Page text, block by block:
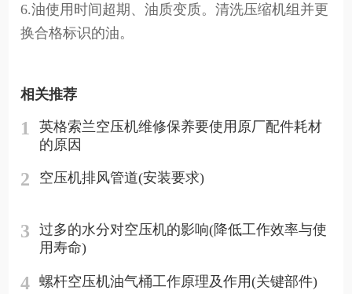
6.油使用时间超期、油质变质。清洗压缩机组并更
换合格标识的油。
相关推荐
1
英格索兰空压机维修保养要使用原厂配件耗材
的原因
2 空压机排风管道(安装要求)
3
过多的水分对空压机的影响(降低工作效率与使
用寿命)
4 螺杆空压机油气桶工作原理及作用(关键部件)